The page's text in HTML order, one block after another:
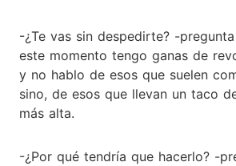
-¿Te vas sin despedirte? -
este momento tengo ganas de
y no hablo de esos que suelen
sino, de esos que llevan un taco
más alta.
-¿Por qué tendría que hacerlo? -